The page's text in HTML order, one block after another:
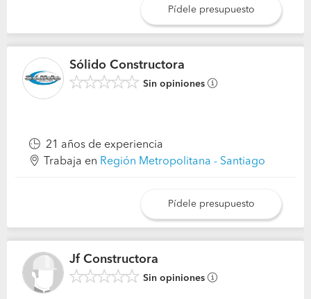
Pídele presupuesto
Sólido Constructora
Sin opiniones
21 años de experiencia
Trabaja en Región Metropolitana - Santiago
Pídele presupuesto
Jf Constructora
Sin opiniones